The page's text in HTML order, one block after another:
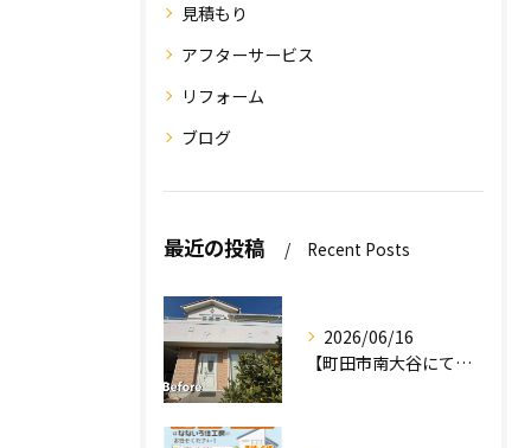
見積もり
アフターサービス
リフォーム
ブログ
最近の投稿 Recent Posts
2026/06/16
【町田市南大谷にて外壁塗装工事完工のお知らせ】